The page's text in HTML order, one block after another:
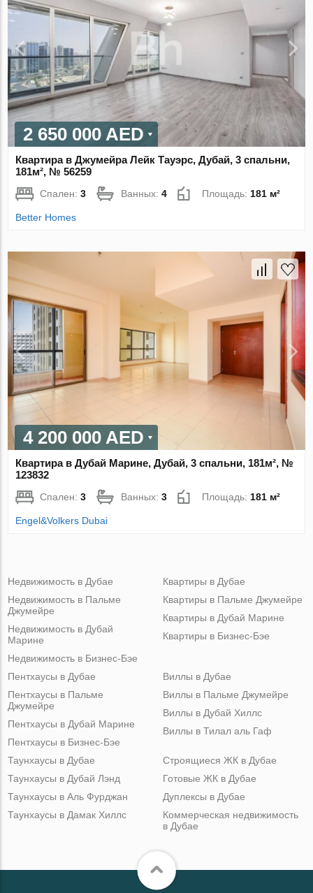
2 650 000 AED
Квартира в Джумейра Лейк Тауэрс, Дубай, 3 спальни,
181м², № 56259
Спален:3 Ванных:4 Площадь: 181 м²
Better Homes
4 200 000 AED
Квартира в Дубай Марине, Дубай, 3 спальни, 181м², №
123832
Спален:3 Ванных:3 Площадь: 181 м²
Engel&Volkers Dubai
Недвижимость в Дубае
Недвижимость в Пальме
Джумейре
Недвижимость в Дубай
Марине
Недвижимость в Бизнес-Бэе
Квартиры в Дубае
Квартиры в Пальме Джумейре
Квартиры в Дубай Марине
Квартиры в Бизнес-Бэе
Пентхаусы в Дубае
Пентхаусы в Пальме
Джумейре
Пентхаусы в Дубай Марине
Пентхаусы в Бизнес-Бэе
Виллы в Дубае
Виллы в Пальме Джумейре
Виллы в Дубай Хиллс
Виллы в Тилал аль Гаф
Таунхаусы в Дубае
Таунхаусы в Дубай Лэнд
Таунхаусы в Аль Фурджан
Таунхаусы в Дамак Хиллс
Строящиеся ЖК в Дубае
Готовые ЖК в Дубае
Дуплексы в Дубае
Коммерческая недвижимость
в Дубае